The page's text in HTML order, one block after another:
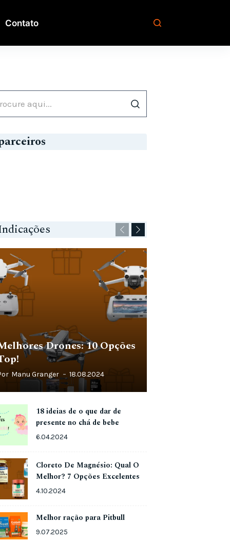
Contato
Anteriores
Seguinte
Drones: 10 Opções
Manu Granger 18.08.2024
18 ideias de o que dar de
presente no chá de bebe
6.04.2024
Cloreto De Magnésio: Qual O
Melhor? 7 Opções Excelentes
4.10.2024
Melhor ração para Pitbull
9.07.2025